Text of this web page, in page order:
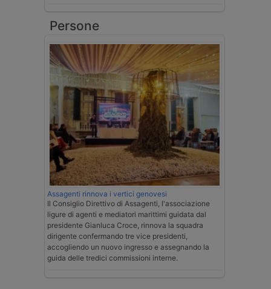
Persone
Assagenti rinnova i vertici genovesi
Il Consiglio Direttivo di Assagenti, l'associazione
ligure di agenti e mediatori marittimi guidata dal
presidente Gianluca Croce, rinnova la squadra
dirigente confermando tre vice presidenti,
accogliendo un nuovo ingresso e assegnando la
guida delle tredici commissioni interne.